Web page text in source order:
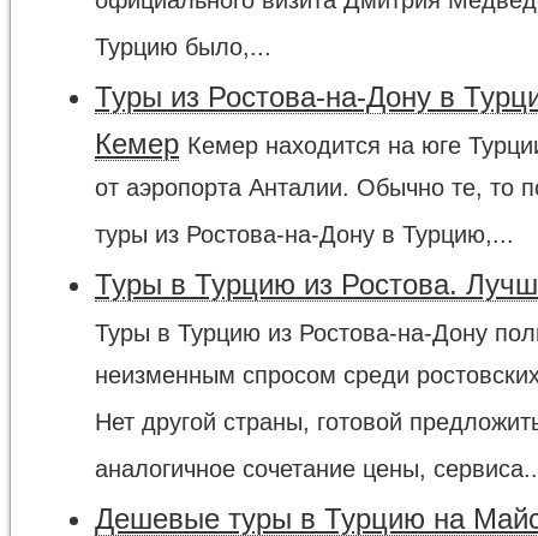
Турцию было,...
Туры из Ростова-на-Дону в
Кемер Кемер находится на юге
от аэропорта Анталии. Обычно те, то
туры из Ростова-на-Дону в Турцию,...
Туры в Турцию из Ростова.
Туры в Турцию из Ростова-на-Дону
неизменным спросом среди
Нет другой страны, готовой
аналогичное сочетание цены,
Дешевые туры в Турцию на